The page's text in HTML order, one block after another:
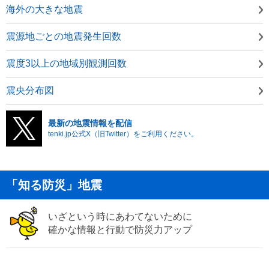
海外の大きな地震
震源地ごとの地震発生回数
震度3以上の地域別観測回数
震央分布図
最新の地震情報を配信
tenki.jp公式X（旧Twitter）をご利用ください。
「知る防災」地震
いざという時にあわてないために
確かな情報と行動で防災力アップ